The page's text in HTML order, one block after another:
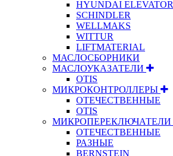
HYUNDAI ELEVATOR
SCHINDLER
WELLMAKS
WITTUR
LIFTMATERIAL
МАСЛОСБОРНИКИ
МАСЛОУКАЗАТЕЛИ
OTIS
МИКРОКОНТРОЛЛЕРЫ
ОТЕЧЕСТВЕННЫЕ
OTIS
МИКРОПЕРЕКЛЮЧАТЕЛИ
ОТЕЧЕСТВЕННЫЕ
РАЗНЫЕ
BERNSTEIN